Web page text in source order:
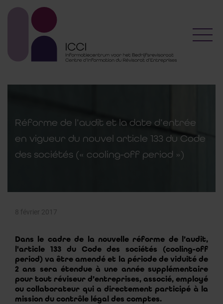
Réforme de l’audit et la date d’entrée
en vigueur du nouvel article 133 du Code
des sociétés (« cooling-off period »)
8 février 2017
Dans le cadre de la nouvelle réforme de l’audit,
l'article 133 du Code des sociétés (cooling-off
period) va être amendé et la période de viduité de
2 ans sera étendue à une année supplémentaire
pour tout réviseur d’entreprises, associé, employé
ou collaborateur qui a directement participé à la
mission du contrôle légal des comptes.